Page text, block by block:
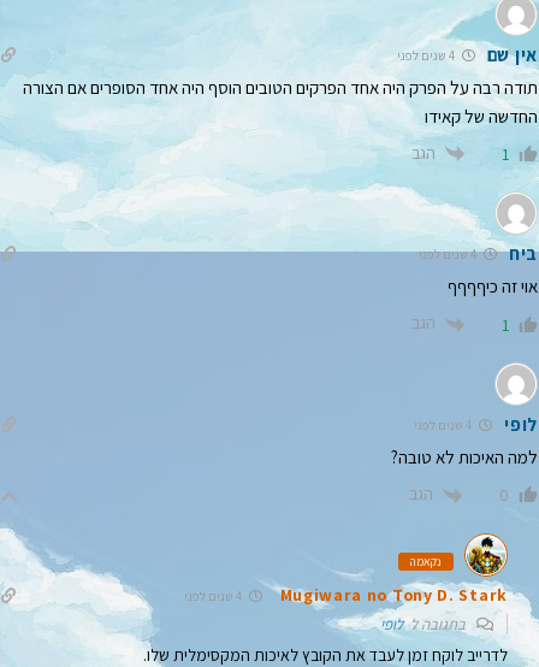
אין שם 4 שנים לפני
תודה רבה על הפרק היה אחד הפרקים הטובים הוסף היה אחד הסופרים אם הצורה
החדשה של קאידו
1 הגב
ביח 4 שנים לפני
אוי זה כיףףףף
1 הגב
לופי
למה האיכות לא טובה?
0 הגב
נקאמה
Mugiwara no Tony D. Stark 4 שנים לפני
בתגובה ללופי
לדרייב לוקח זמן לעבד את הקובץ לאיכות המקסימלית שלו.